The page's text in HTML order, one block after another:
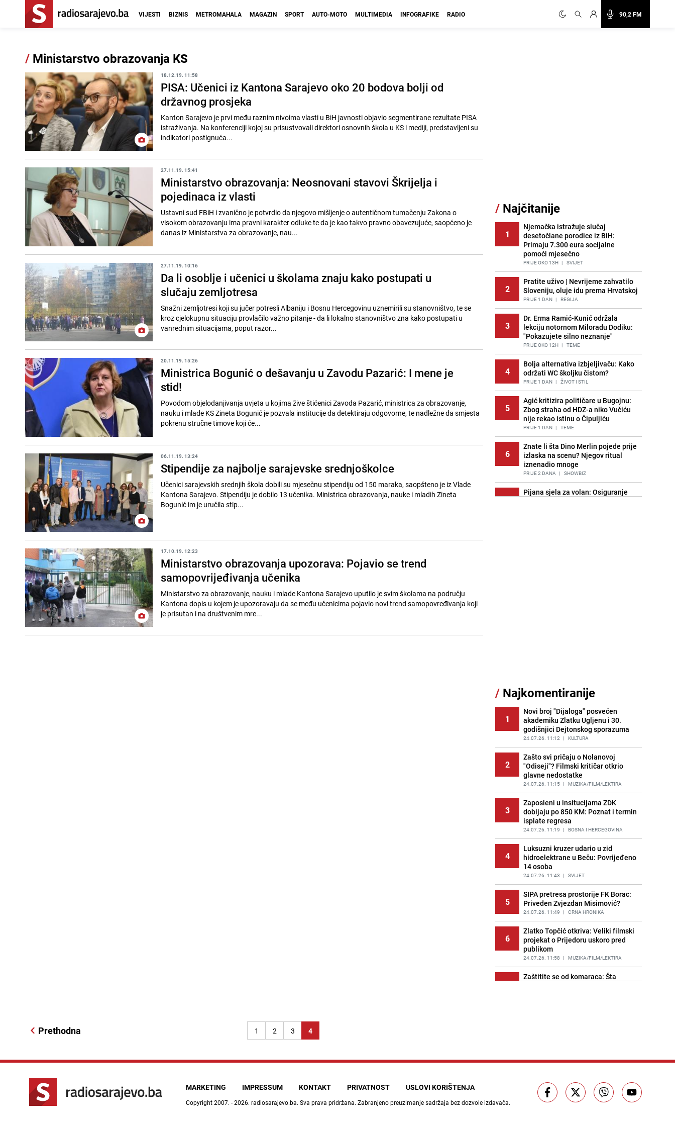
90,2 FM
VIJESTI BIZNIS METROMAHALA MAGAZIN SPORT AUTO-MOTO MULTIMEDIA INFOGRAFIKE RADIO
/ Ministarstvo obrazovanja KS
18.12.19. 11:58
PISA: Učenici iz Kantona Sarajevo oko 20 bodova bolji od
državnog prosjeka
Kanton Sarajevo je prvi među raznim nivoima vlasti u BiH javnosti objavio segmentirane rezultate PISA
istraživanja. Na konferenciji kojoj su prisustvovali direktori osnovnih škola u KS i mediji, predstavljeni su
indikatori postignuća...
27.11.19. 15:41
Ministarstvo obrazovanja: Neosnovani stavovi Škrijelja i
pojedinaca iz vlasti
Ustavni sud FBiH i zvanično je potvrdio da njegovo mišljenje o autentičnom tumačenju Zakona o
visokom obrazovanju ima pravni karakter odluke te da je kao takvo pravno obavezujuće, saopćeno je
danas iz Ministarstva za obrazovanje, nau...
27.11.19. 10:16
Da li osoblje i učenici u školama znaju kako postupati u
slučaju zemljotresa
Snažni zemljotresi koji su jučer potresli Albaniju i Bosnu Hercegovinu uznemirili su stanovništvo, te se
kroz cjelokupnu situaciju provlačilo važno pitanje - da li lokalno stanovništvo zna kako postupati u
vanrednim situacijama, poput razor...
20.11.19. 15:26
Ministrica Bogunić o dešavanju u Zavodu Pazarić: I mene je
stid!
Povodom objelodanjivanja uvjeta u kojima žive štićenici Zavoda Pazarić, ministrica za obrazovanje,
nauku i mlade KS Zineta Bogunić je pozvala institucije da detektiraju odgovorne, te nadležne da smjesta
pokrenu stručne timove koji će...
06.11.19. 13:24
Stipendije za najbolje sarajevske srednjoškolce
Učenici sarajevskih srednjih škola dobili su mjesečnu stipendiju od 150 maraka, saopšteno je iz Vlade
Kantona Sarajevo. Stipendiju je dobilo 13 učenika. Ministrica obrazovanja, nauke i mladih Zineta
Bogunić im je uručila stip...
17.10.19. 12:23
Ministarstvo obrazovanja upozorava: Pojavio se trend
samopovrijeđivanja učenika
Ministarstvo za obrazovanje, nauku i mlade Kantona Sarajevo uputilo je svim školama na području
Kantona dopis u kojem je upozoravaju da se među učenicima pojavio novi trend samopovređivanja koji
je prisutan i na društvenim mre...
/ Najčitanije
1
Njemačka istražuje slučaj
desetočlane porodice iz BiH:
Primaju 7.300 eura socijalne
pomoći mjesečno
PRIJE OKO 13H | SVIJET
2
Pratite uživo | Nevrijeme zahvatilo
Sloveniju, oluje idu prema Hrvatskoj
PRIJE 1 DAN | REGIJA
3
Dr. Erma Ramić-Kunić održala
lekciju notornom Miloradu Dodiku:
"Pokazujete silno neznanje"
PRIJE OKO 12H | TEME
4
Bolja alternativa izbjeljivaču: Kako
održati WC školjku čistom?
PRIJE 1 DAN | ŽIVOT I STIL
5
Agić kritizira političare u Bugojnu:
Zbog straha od HDZ-a niko Vučiću
nije rekao istinu o Čipuljiću
PRIJE 1 DAN | TEME
6
Znate li šta Dino Merlin pojede prije
izlaska na scenu? Njegov ritual
iznenadio mnoge
PRIJE 2 DANA | SHOWBIZ
7
Pijana sjela za volan: Osiguranje
vrijedi i nekoliko hiljada eura
ZANIMLJIVOSTI
12
Kao iz slastičarne: Rolada od
čokolade i kokosa bez pečenja,
jednostavan desert bez imalo muke
PRIJE 2 DANA | RECEPTI
13
Tajna savršenog makedonskog
ajvara: Stari recept za kremast i
bogat okus
PRIJE 2 DANA | RECEPTI
14
Tuga potresla grad na Uni:
Preminula Lejla Muhić (39),
sugrađani u nevjerici
PRIJE 2 DANA | BOSNA I HERCEGOVINA
15
Borba trajala satima: Pogledajte
'grdosiju' od skoro tri metra koju su
braća izvukla iz mora
PRIJE 1 DAN | SVIJET
/ Najkomentiranije
1
Novi broj "Dijaloga" posvećen
akademiku Zlatku Ugljenu i 30.
godišnjici Dejtonskog sporazuma
24.07.26. 11:12 | KULTURA
2
Zašto svi pričaju o Nolanovoj
"Odiseji"? Filmski kritičar otkrio
glavne nedostatke
24.07.26. 11:15 | MUZIKA/FILM/LEKTIRA
3
Zaposleni u insitucijama ZDK
dobijaju po 850 KM: Poznat i termin
isplate regresa
24.07.26. 11:19 | BOSNA I HERCEGOVINA
4
Luksuzni kruzer udario u zid
hidroelektrane u Beču: Povrijeđeno
14 osoba
24.07.26. 11:43 | SVIJET
5
SIPA pretresa prostorije FK Borac:
Priveden Zvjezdan Misimović?
24.07.26. 11:49 | CRNA HRONIKA
6
Zlatko Topčić otkriva: Veliki filmski
projekat o Prijedoru uskoro pred
publikom
24.07.26. 11:58 | MUZIKA/FILM/LEKTIRA
7
Zaštitite se od komaraca: Šta
Velešići
24.07.26. 12:16 LOKALNE TEME
Prethodna 1 2 3 4
MARKETING IMPRESSUM KONTAKT PRIVATNOST USLOVI KORIŠTENJA
Copyright 2007. - 2026. radiosarajevo.ba. Sva prava pridržana. Zabranjeno preuzimanje sadržaja bez dozvole izdavača.